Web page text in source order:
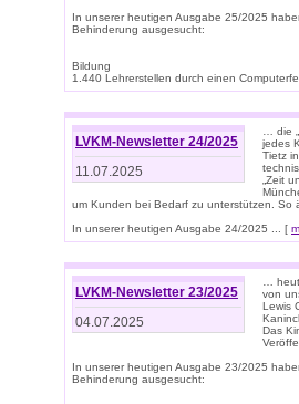
In unserer heutigen Ausgabe 25/2025
Behinderung ausgesucht:
Bildung
1.440 Lehrerstellen durch einen
LVKM-Newsletter 24/2025
11.07.2025
… die
jedes
Tietz
„Zeit
um Kunden bei Bedarf zu unterstützen.
In unserer heutigen Ausgabe 24/2025 ... [
LVKM-Newsletter 23/2025
04.07.2025
…
von
Lewis
Das
In unserer heutigen Ausgabe 23/2025
Behinderung ausgesucht: